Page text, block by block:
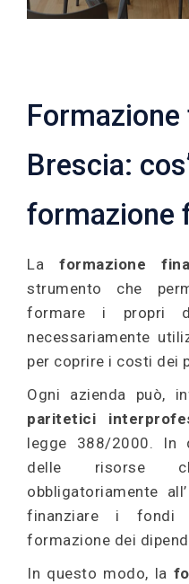
Brescia:
formazione
Laformazione
strumento che
formare i propri
necessariamente
per coprire i costi dei
Ogni azienda può,
paritetici
legge 388/2000. In
delle risorse
obbligatoriamente
finanziare i fondi
formazione dei
In questo modo, la